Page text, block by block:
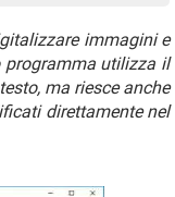
immagini e
programma utilizza il
ma riesce anche
direttamente nel